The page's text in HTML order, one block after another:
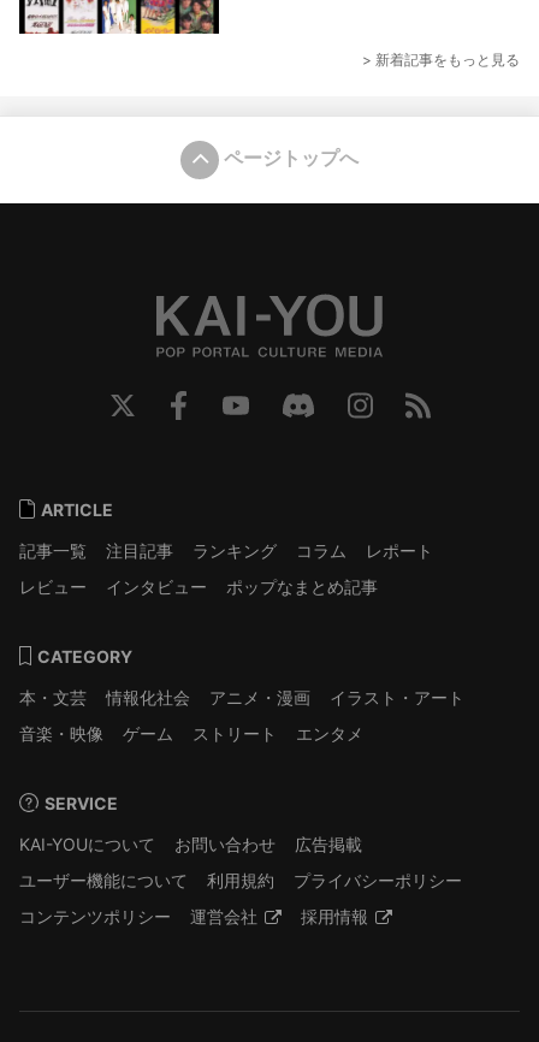
> 新着記事をもっと見る
ページトップへ
ARTICLE
記事一覧
注目記事 ランキング コラム
レポート
レビュー
インタビュー ポップなまとめ記事
CATEGORY
本・文芸
情報化社会 アニメ・漫画
イラスト・アート
音楽・映像
ゲーム ストリート エンタメ
SERVICE
KAI-YOUについて
お問い合わせ
広告掲載
ユーザー機能について
利用規約
プライバシーポリシー
コンテンツポリシー
運営会社 採用情報